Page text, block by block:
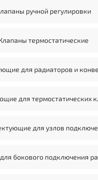
ручной регулировки
термостатические
для радиаторов и
для термостатических
для узлов
бокового подключения